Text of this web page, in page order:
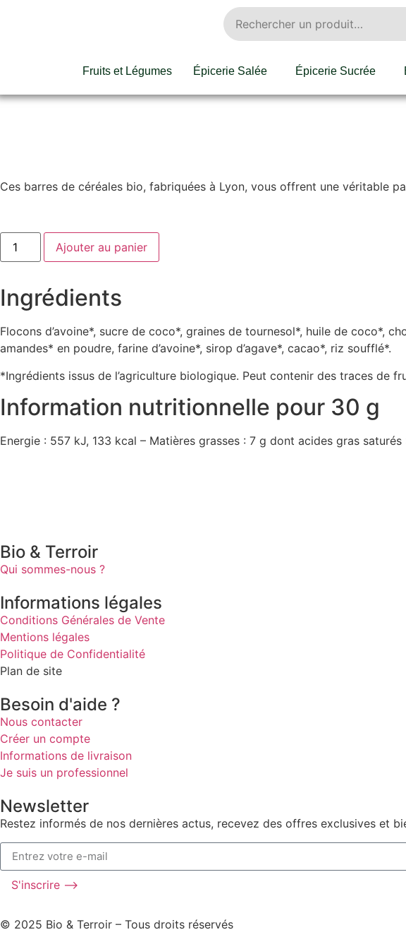
Fruits et Légumes Épicerie Salée Épicerie Sucrée
Ces barres de céréales bio, fabriquées à Lyon, vous offrent une véritable
Ajouter au panier
Ingrédients
Flocons d’avoine*, sucre de coco*, graines de tournesol*, huile de coco*,
amandes* en poudre, farine d’avoine*, sirop d’agave*, cacao*, riz soufflé*.
*Ingrédients issus de l’agriculture biologique. Peut contenir des traces de
Information nutritionnelle pour 30 g
Energie : 557 kJ, 133 kcal – Matières grasses : 7 g dont acides gras
Bio & Terroir
Qui sommes-nous ?
Informations légales
Conditions Générales de Vente
Mentions légales
Politique de Confidentialité
Plan de site
Besoin d'aide ?
Nous contacter
Créer un compte
Informations de livraison
Je suis un professionnel
Newsletter
Restez informés de nos dernières actus, recevez des offres exclusives et
S'inscrire ⟶
© 2025 Bio & Terroir – Tous droits réservés